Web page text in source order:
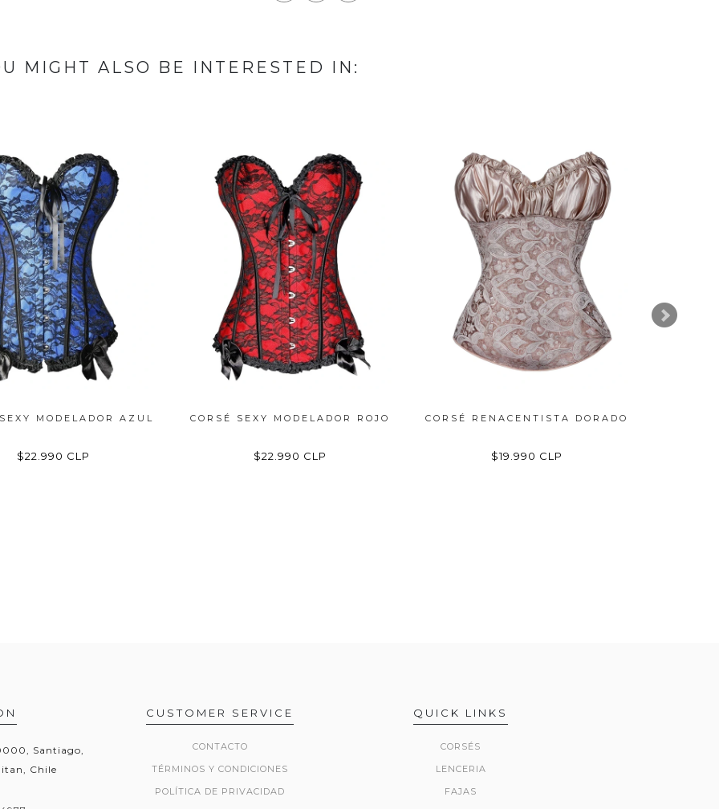
MIGHT ALSO BE INTERESTED IN:
MODELADOR AZUL
$22.990 CLP
CORSÉ SEXY MODELADOR ROJO
$22.990 CLP
CORSÉ RENACENTISTA DORADO
$19.990 CLP
Santiago,
Chile
CUSTOMER SERVICE
CONTACTO
TÉRMINOS Y CONDICIONES
POLÍTICA DE PRIVACIDAD
QUICK LINKS
CORSÉS
LENCERIA
FAJAS